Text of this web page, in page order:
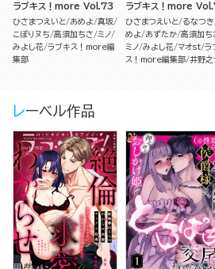
ラブキス！more Vol.73
ひさまつえいと あめよ 真坂
こぽりヌち 高須加ちさ ミノ
みよし花 ラブキス！more編
集部
ラブキス！more
ひさまつえいと るなつき
めよ
あずたか 高須加ち
ミノ みよし花 マオst ラ
ス！more編集部 井野之
レーベル作品